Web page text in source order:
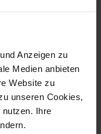
Anzeigen zu
Medien anbieten
Website zu
unseren Cookies,
Ihre
Off-White